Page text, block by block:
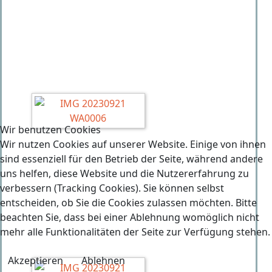
Wir benutzen Cookies
Wir nutzen Cookies auf unserer Website. Einige von ihnen
sind essenziell für den Betrieb der Seite, während andere
uns helfen, diese Website und die Nutzererfahrung zu
verbessern (Tracking Cookies). Sie können selbst
entscheiden, ob Sie die Cookies zulassen möchten. Bitte
beachten Sie, dass bei einer Ablehnung womöglich nicht
mehr alle Funktionalitäten der Seite zur Verfügung stehen.
Akzeptieren Ablehnen